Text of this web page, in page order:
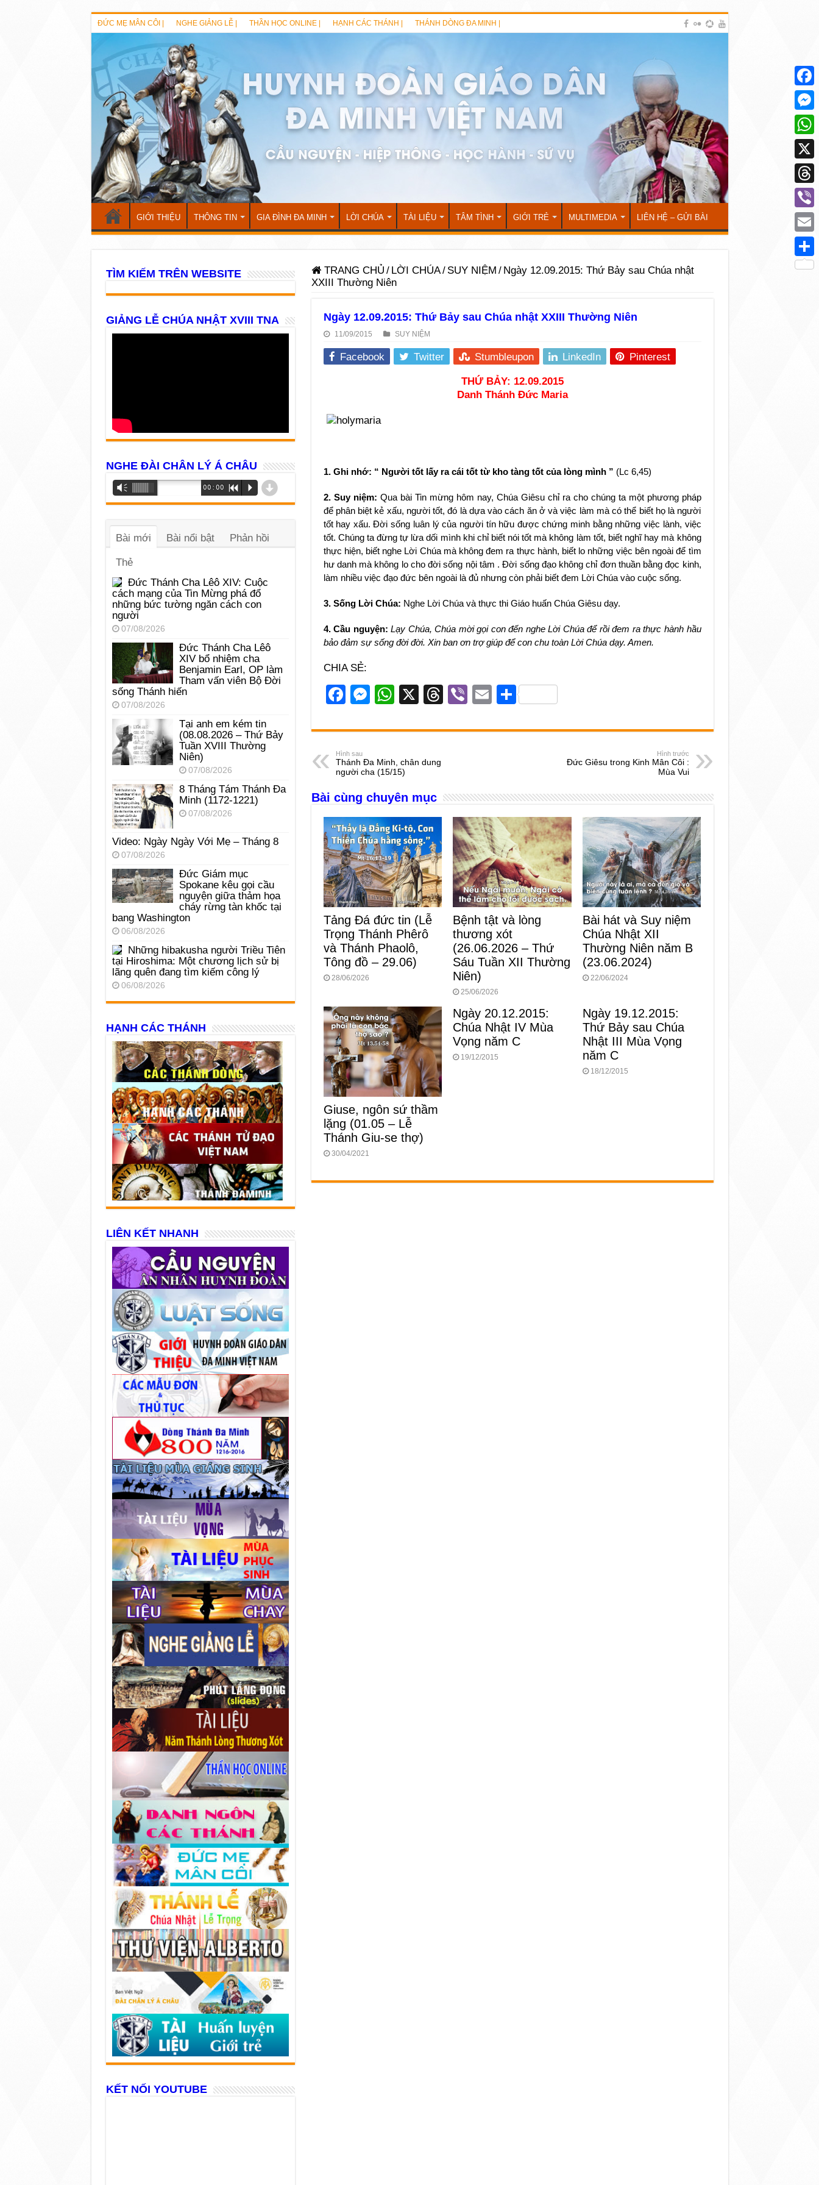
ĐỨC MẸ MÂN CÔI | NGHE GIẢNG LỄ | THẦN HỌC ONLINE | HẠNH CÁC THÁNH | THÁNH DÒNG ĐA MINH |
GIỚI THIỆU THÔNG TIN GIA ĐÌNH ĐA MINH LỜI CHÚA TÀI LIỆU TÂM TÌNH GIỚI TRẺ MULTIMEDIA LIÊN HỆ – GỬI BÀI
TRANG CHỦ / LỜI CHÚA/ SUY NIỆM / Ngày 12.09.2015: Thứ Bảy sau Chúa nhật
XXIII Thường Niên
Ngày 12.09.2015: Thứ Bảy sau Chúa nhật XXIII Thường Niên
11/09/2015 SUY NIỆM
Facebook Twitter Stumbleupon LinkedIn Pinterest
THỨ BẢY: 12.09.2015
Danh Thánh Đức Maria
1. Ghi nhớ: “ Người tốt lấy ra cái tốt từ kho tàng tốt của lòng mình ” (Lc 6,45)
2. Suy niệm: Qua bài Tin mừng hôm nay, Chúa Giêsu chỉ ra cho chúng ta một phương pháp
để phân biệt kẻ xấu, người tốt, đó là dựa vào cách ăn ở và việc làm mà có thể biết họ là người
tốt hay xấu. Đời sống luân lý của người tín hữu được chứng minh bằng những việc lành, việc
tốt. Chúng ta đừng tự lừa dối mình khi chỉ biết nói tốt mà không làm tốt, biết nghĩ hay mà không
thực hiện, biết nghe Lời Chúa mà không đem ra thực hành, biết lo những việc bên ngoài để tìm
hư danh mà không lo cho đời sống nội tâm . Đời sống đạo không chỉ đơn thuần bằng đọc kinh,
làm nhiều việc đạo đức bên ngoài là đủ nhưng còn phải biết đem Lời Chúa vào cuộc sống.
3. Sống Lời Chúa: Nghe Lời Chúa và thực thi Giáo huấn Chúa Giêsu dạy.
4. Cầu nguyện: Lạy Chúa, Chúa mời gọi con đến nghe Lời Chúa để rồi đem ra thực hành hầu
bảo đảm sự sống đời đời. Xin ban ơn trợ giúp để con chu toàn Lời Chúa dạy. Amen.
CHIA SẺ:
F
c
e
b
o
o
k
M
ss
n
g
er
W
at
A
p
p
X
T
e
s
Vi
er
E
ail
S
ar
Hình sau
Thánh Đa Minh, chân dung
người cha (15/15)
Hình trước
Đức Giêsu trong Kinh Mân Côi :
Mùa Vui
Bài cùng chuyên mục
Tảng Đá đức tin (Lễ
Trọng Thánh Phêrô
và Thánh Phaolô,
Tông đồ – 29.06)
28/06/2026
Bệnh tật và lòng
thương xót
(26.06.2026 – Thứ
Sáu Tuần XII Thường
Niên)
25/06/2026
Bài hát và Suy niệm
Chúa Nhật XII
Thường Niên năm B
(23.06.2024)
22/06/2024
Giuse, ngôn sứ thầm
lặng (01.05 – Lễ
Thánh Giu-se thợ)
30/04/2021
Ngày 20.12.2015:
Chúa Nhật IV Mùa
Vọng năm C
19/12/2015
Ngày 19.12.2015:
Thứ Bảy sau Chúa
Nhật III Mùa Vọng
năm C
18/12/2015
TÌM KIẾM TRÊN WEBSITE
GIẢNG LỄ CHÚA NHẬT XVIII TNA
NGHE ĐÀI CHÂN LÝ Á CHÂU
Trình
phát
âm
Vm 00:00 R P d
Bài mới Bài nổi bật Phản hồi
Thẻ
Đức Thánh Cha Lêô XIV: Cuộc
cách mạng của Tin Mừng phá đổ
những bức tường ngăn cách con
người
07/08/2026
Đức Thánh Cha Lêô
XIV bổ nhiệm cha
Benjamin Earl, OP làm
Tham vấn viên Bộ Đời
sống Thánh hiến
07/08/2026
Tại anh em kém tin
(08.08.2026 – Thứ Bảy
Tuần XVIII Thường
Niên)
07/08/2026
8 Tháng Tám Thánh Ða
Minh (1172-1221)
07/08/2026
Video: Ngày Ngày Với Mẹ – Tháng 8
07/08/2026
Đức Giám mục
Spokane kêu gọi cầu
nguyện giữa thảm họa
cháy rừng tàn khốc tại
bang Washington
06/08/2026
Những hibakusha người Triều Tiên
tại Hiroshima: Một chương lịch sử bị
lãng quên đang tìm kiếm công lý
06/08/2026
HẠNH CÁC THÁNH
LIÊN KẾT NHANH
KẾT NỐI YOUTUBE
X
Viber